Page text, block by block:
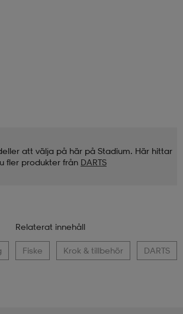
att välja på här på Stadium. Här hittar
fler produkter från DARTS
Relaterat innehåll
Fiske Krok & tillbehör DARTS